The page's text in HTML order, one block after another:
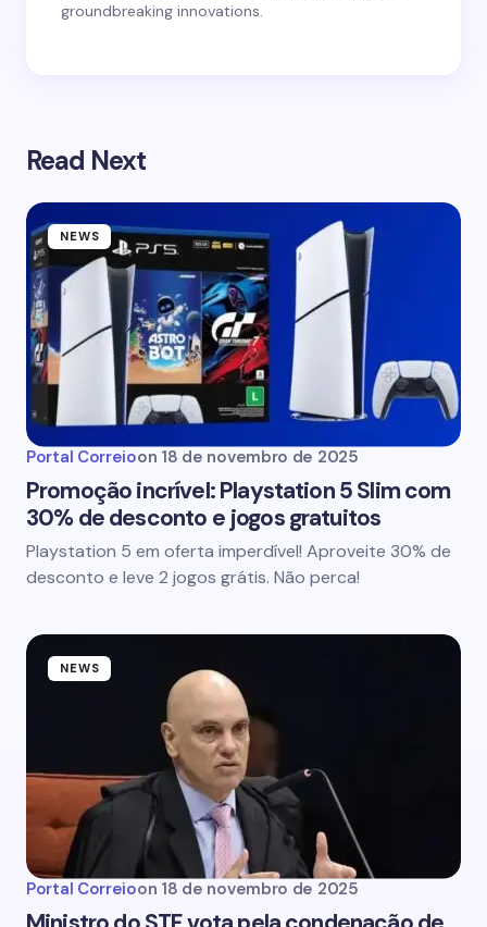
groundbreaking innovations.
Read Next
NEWS
Portal Correioon 18 de novembro de 2025
Promoção incrível: Playstation 5 Slim com
30% de desconto e jogos gratuitos
Playstation 5 em oferta imperdível! Aproveite 30% de
desconto e leve 2 jogos grátis. Não perca!
NEWS
Portal Correioon 18 de novembro de 2025